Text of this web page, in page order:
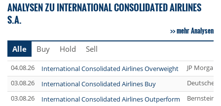
ANALYSEN ZU INTERNATIONAL CONSOLIDATED AIRLINES
S.A.
mehr Analysen
Alle
Buy Hold Sell
04.08.26 International Consolidated Airlines Overweight
JP Morgan
03.08.26
International Consolidated Airlines Buy
Deutsche
03.08.26
International Consolidated Airlines Outperform
Bernstein